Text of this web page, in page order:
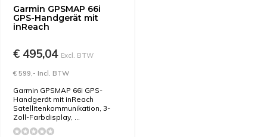
Garmin GPSMAP 66i
GPS-Handgerät mit
inReach
€ 495,04 Excl. BTW
€ 599,- Incl. BTW
Garmin GPSMAP 66i GPS-
Handgerät mit inReach
Satellitenkommunikation, 3-
Zoll-Farbdisplay, ...